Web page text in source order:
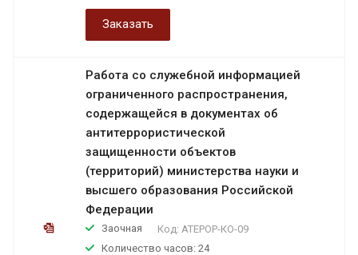
Заказать
Работа со служебной информацией
ограниченного распространения,
содержащейся в документах об
антитеррористической
защищенности объектов
(территорий) министерства науки и
высшего образования Российской
Федерации
Заочная Код: АТЕРОР-КО-09
Количество часов: 24